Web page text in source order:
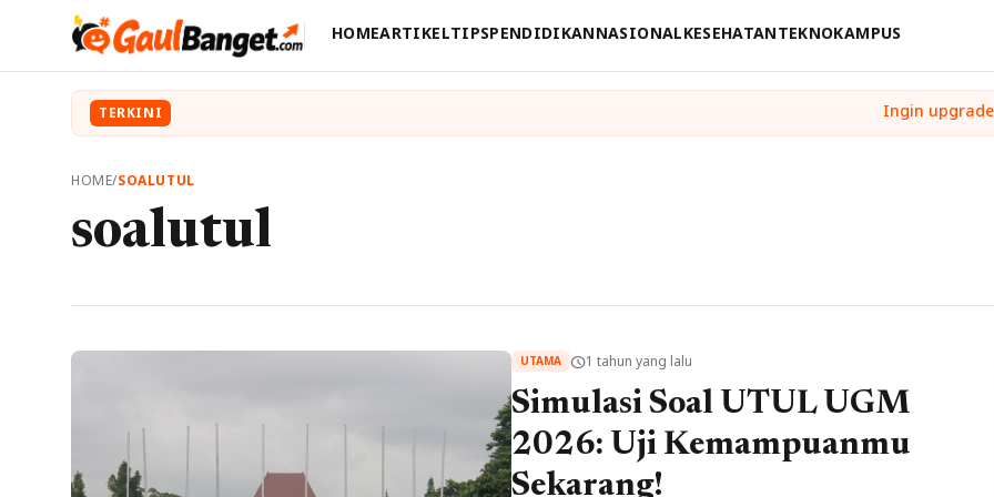
HOMEARTIKELTIPSPENDIDIKANNASIONALKESEHATANTEKNOKAMPUS
TERKINI
HOME/SOALUTUL
soalutul
UTAMA schedule1 tahun yang lalu
Simulasi Soal UTUL UGM
2026: Uji Kemampuanmu
Sekarang!